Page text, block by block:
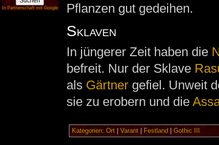
In Partnerschaft mit Google
Pflanzen gut gedeihen.
Sklaven
In jüngerer Zeit haben die
befreit. Nur der Sklave
als Gärtnergefiel. Unweit
sie zu erobern und die
Kategorien: Ort| Varant| Festland Gothic III